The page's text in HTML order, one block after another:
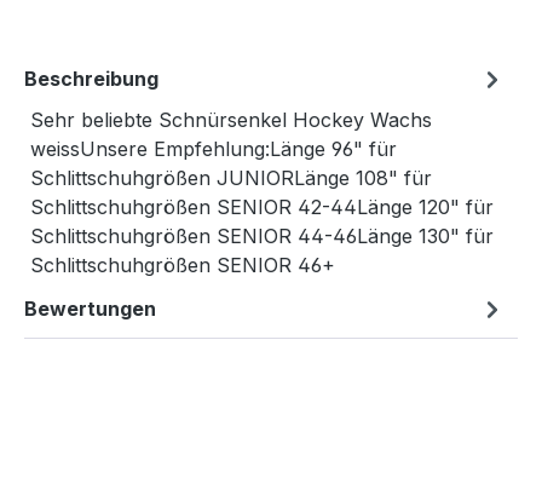
Beschreibung
Sehr beliebte Schnürsenkel Hockey Wachs
weissUnsere Empfehlung:Länge 96" für
Schlittschuhgrößen JUNIORLänge 108" für
Schlittschuhgrößen SENIOR 42-44Länge 120" für
Schlittschuhgrößen SENIOR 44-46Länge 130" für
Schlittschuhgrößen SENIOR 46+
Bewertungen